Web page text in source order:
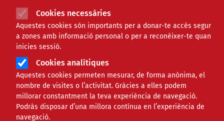
Cookies necessàries
Aquestes cookies són importants per a donar-te accés segur
a zones amb informació personal o per a reconèixer-te quan
inicies sessió.
Cookies analítiques
Aquestes cookies permeten mesurar, de forma anònima, el
nombre de visites o l’activitat. Gràcies a elles podem
millorar constantment la teva experiència de navegació.
Podràs disposar d’una millora contínua en l’experiència de
navegació.
Ofertes de feina
Webinars